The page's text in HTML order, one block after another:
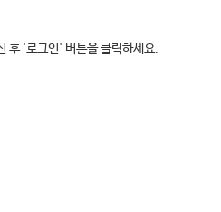
후 '로그인' 버튼을 클릭하세요.